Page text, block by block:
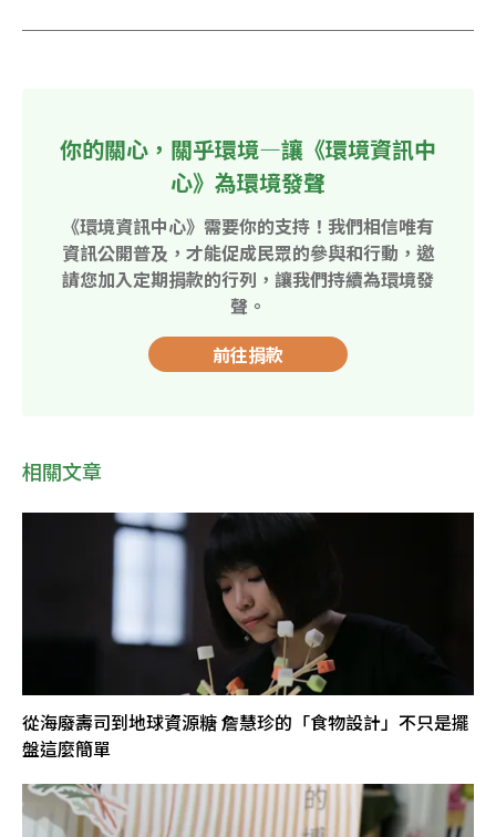
你的關心，關乎環境—讓《環境資訊中
心》為環境發聲
《環境資訊中心》需要你的支持！我們相信唯有
資訊公開普及，才能促成民眾的參與和行動，邀
請您加入定期捐款的行列，讓我們持續為環境發
聲。
前往捐款
相關文章
從海廢壽司到地球資源糖 詹慧珍的「食物設計」不只是擺
盤這麼簡單